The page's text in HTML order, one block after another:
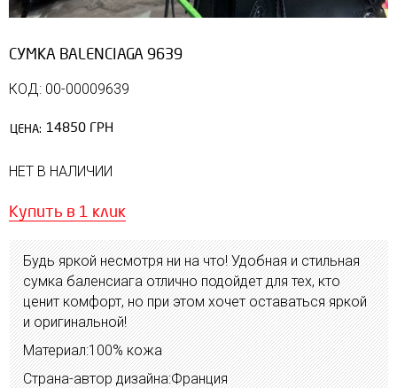
СУМКА BALENCIAGA 9639
КОД: 00-00009639
ЦЕНА: 14850 ГРН
НЕТ В НАЛИЧИИ
Купить в 1 клик
Будь яркой несмотря ни на что! Удобная и стильная
сумка баленсиага отлично подойдет для тех, кто
ценит комфорт, но при этом хочет оставаться яркой
и оригинальной!
Материал:100% кожа
Страна-автор дизайна:Франция